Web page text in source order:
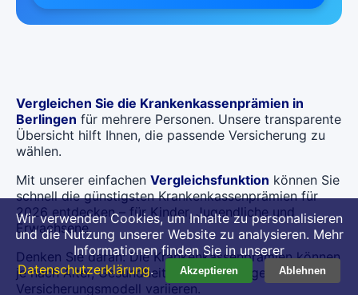
Vergleichen Sie die Krankenkassenprämien in
Berlingen für mehrere Personen. Unsere transparente
Übersicht hilft Ihnen, die passende Versicherung zu
wählen.
Mit unserer einfachen Vergleichsfunktion können Sie
schnell die günstigsten Krankenkassenprämien für
2026 entdecken – für Kinder, Jugendliche und
Erwachsene.
Denken Sie daran: Die Krankenkassenprämien können
je nach Alter, Gesundheitszustand und gewähltem
Versicherungsmodell variieren.
Wir verwenden Cookies, um Inhalte zu personalisieren
und die Nutzung unserer Website zu analysieren. Mehr
Informationen finden Sie in unserer
Datenschutzerklärung. Akzeptieren Ablehnen